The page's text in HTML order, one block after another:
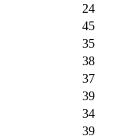
24
45
35
38
37
39
34
39